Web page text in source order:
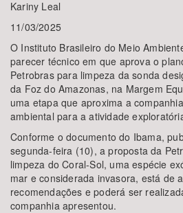
Kariny Leal
11/03/2025
O Instituto Brasileiro do Meio
parecer técnico em que aprova o
Petrobras para limpeza da sonda
da Foz do Amazonas, na Margem
uma etapa que aproxima a
ambiental para a atividade
Conforme o documento do Ibama,
segunda-feira (10), a proposta da
limpeza do Coral-Sol, uma espécie
mar e considerada invasora, está de
recomendações e poderá ser
companhia apresentou.